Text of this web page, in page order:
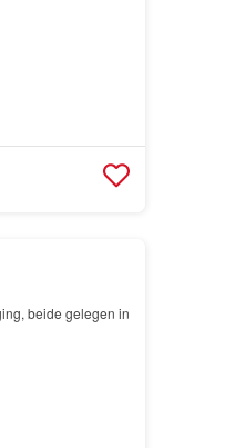
beide gelegen in